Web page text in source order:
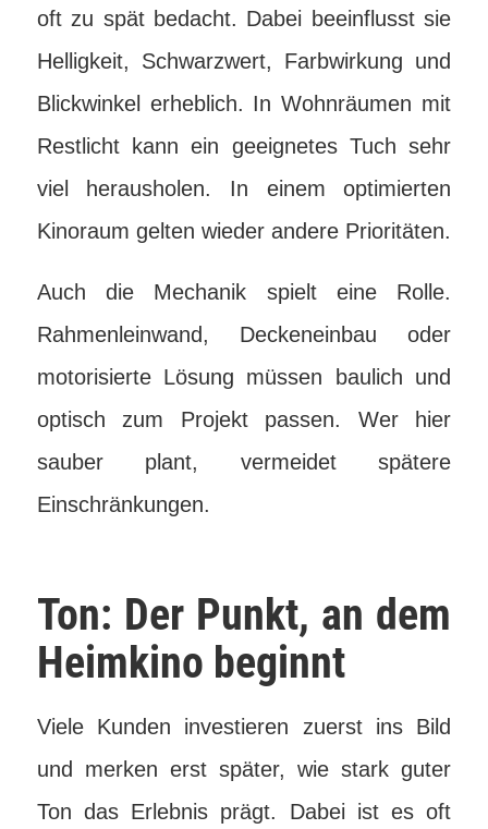
oft zu spät bedacht. Dabei beeinflusst sie
Helligkeit, Schwarzwert, Farbwirkung und
Blickwinkel erheblich. In Wohnräumen mit
Restlicht kann ein geeignetes Tuch sehr
viel herausholen. In einem optimierten
Kinoraum gelten wieder andere Prioritäten.
Auch die Mechanik spielt eine Rolle.
Rahmenleinwand, Deckeneinbau oder
motorisierte Lösung müssen baulich und
optisch zum Projekt passen. Wer hier
sauber plant, vermeidet spätere
Einschränkungen.
Ton: Der Punkt, an dem
Heimkino beginnt
Viele Kunden investieren zuerst ins Bild
und merken erst später, wie stark guter
Ton das Erlebnis prägt. Dabei ist es oft